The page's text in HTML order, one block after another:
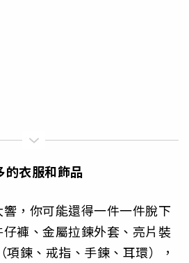
的衣服和飾品
，你可能還得一件一件脫下
褲、金屬拉鍊外套、亮片裝
鍊、戒指、手鍊、耳環），